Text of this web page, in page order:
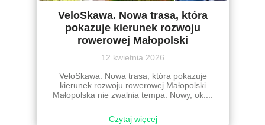
VeloSkawa. Nowa trasa, która
pokazuje kierunek rozwoju
rowerowej Małopolski
12 kwietnia 2026
VeloSkawa. Nowa trasa, która pokazuje
kierunek rozwoju rowerowej Małopolski
Małopolska nie zwalnia tempa. Nowy, ok....
Czytaj więcej